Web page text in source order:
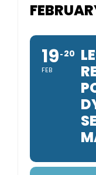
19
FEB
20